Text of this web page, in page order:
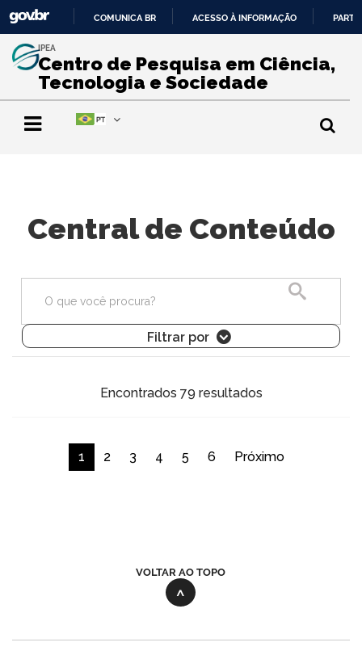
PARA
O
CONTEÚDO
COMUNICA BR ACESSO À INFORMAÇÃO
IPEA
Centro de Pesquisa em Ciência,
Tecnologia e Sociedade
Central de Conteúdo
Filtrar por
Encontrados 79 resultados
1 2 3 4 5 6 Próximo
VOLTAR AO TOPO